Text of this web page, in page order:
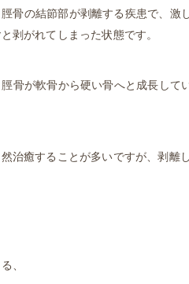
骨の結節部が剥離する疾患で、
剥がれてしまった状態です。
骨が軟骨から硬い骨へと成長し
治癒することが多いですが、剥離
、